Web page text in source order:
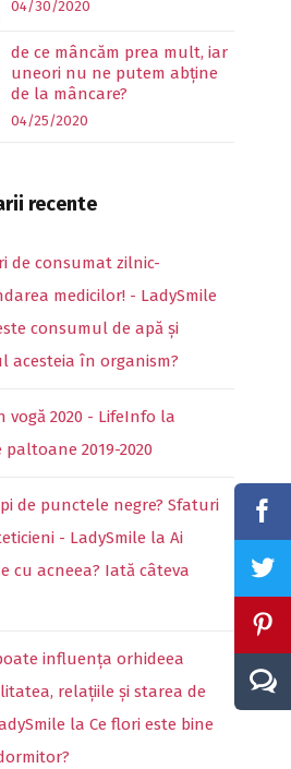
04/30/2020
de ce mâncăm prea mult, iar
uneori nu ne putem abține
de la mâncare?
04/25/2020
recente
de consumat zilnic-
medicilor! - LadySmile
consumul de apă și
acesteia în organism?
vogă 2020 - LifeInfo la
paltoane 2019-2020
de punctele negre? Sfaturi
- LadySmile la Ai
cu acneea? Iată câteva
influența orhideea
relațiile și starea de
la Ce flori este bine